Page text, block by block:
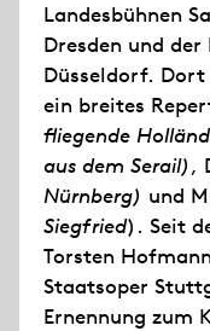
Landesbühnen
Dresden und
Düsseldorf.
ein breites
fliegende
aus dem Serail),
Nürnberg) und
Siegfried). Seit
Torsten
Staatsoper
Ernennung zum